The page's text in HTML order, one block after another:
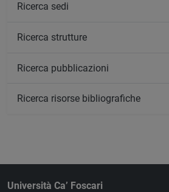
Ricerca sedi
Ricerca strutture
Ricerca pubblicazioni
Ricerca risorse bibliografiche
Università Ca’ Foscari